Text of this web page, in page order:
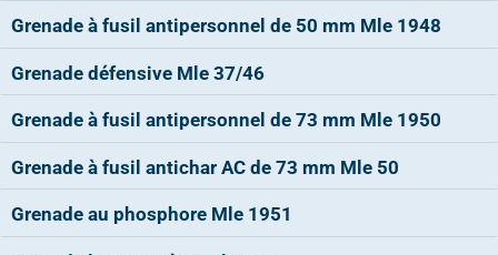
Grenade à fusil antipersonnel de 50 mm Mle 1948
Grenade défensive Mle 37/46
Grenade à fusil antipersonnel de 73 mm Mle 1950
Grenade à fusil antichar AC de 73 mm Mle 50
Grenade au phosphore Mle 1951